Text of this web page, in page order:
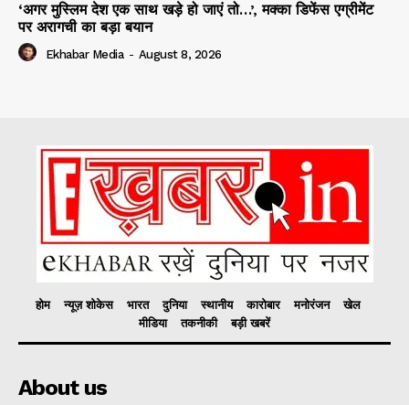
‘अगर मुस्लिम देश एक साथ खड़े हो जाएं तो…’, मक्का डिफेंस एग्रीमेंट
पर अरागची का बड़ा बयान
Ekhabar Media - August 8, 2026
होम न्यूज़ शोकेस भारत दुनिया स्थानीय कारोबार मनोरंजन
खेल
मीडिया
तकनीकी बड़ी खबरें
About us